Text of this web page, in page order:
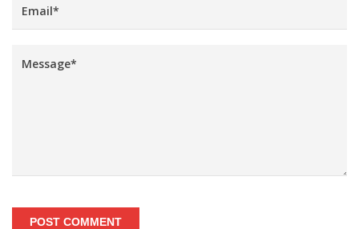
POST COMMENT